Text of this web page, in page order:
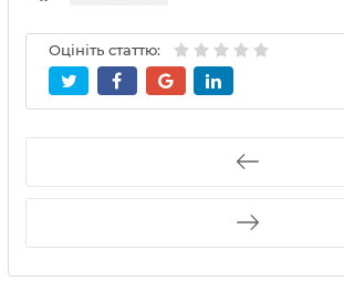
Оцініть статтю: